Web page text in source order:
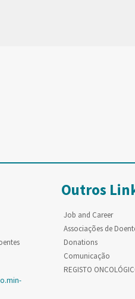
Outros
Job and Career
Associações de
Donations
Comunicação
REGISTO